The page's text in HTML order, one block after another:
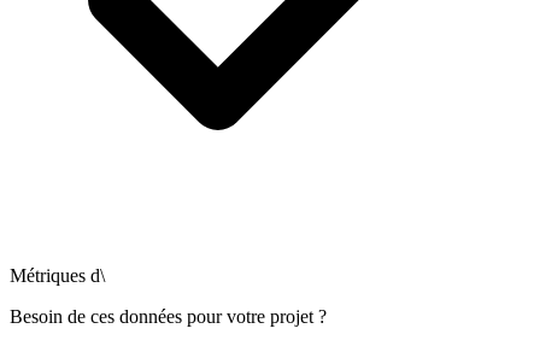
Métriques d\
Besoin de ces données pour votre projet ?